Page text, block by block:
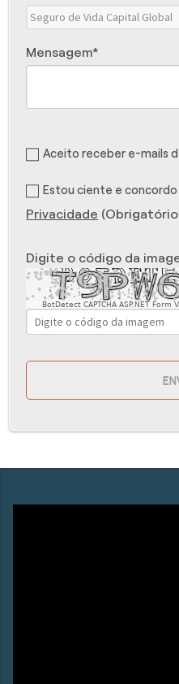
Mensagem
Aceito receber e-mails
Estou ciente e concordo
Privacidade
Digite o código da
BotDetect CAPTCHA ASP.NET Form